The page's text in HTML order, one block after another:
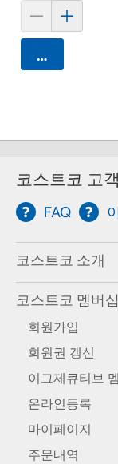
카트에 담기
코스트코 고
FAQ
코스트코 소개
코스트코 멤버십
회원가입
회원권 갱신
이그제큐티브
온라인등록
마이페이지
주문내역